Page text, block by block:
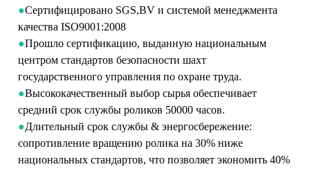
●Сертифицировано SGS,BV и системой менеджмента
качества ISO9001:2008
●Прошло сертификацию, выданную национальным
центром стандартов безопасности шахт
государственного управления по охране труда.
●Высококачественный выбор сырья обеспечивает
средний срок службы роликов 50000 часов.
●Длительный срок службы & энергосбережение:
сопротивление вращению ролика на 30% ниже
национальных стандартов, что позволяет экономить 40%